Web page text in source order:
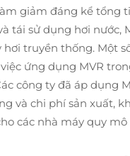
giảm đáng kể tổng
tái sử dụng hơi nước,
truyền thống. Một
ứng dụng MVR
công ty đã áp dụng
và chi phí sản xuất,
các nhà máy quy mô